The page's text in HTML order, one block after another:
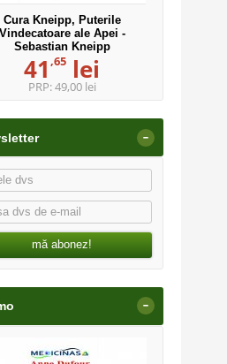
Cura Kneipp, Puterile
Vindecatoare ale Apei -
Sebastian Kneipp
41 ,65 lei
PRP:49,00 lei
-
mă abonez!
-